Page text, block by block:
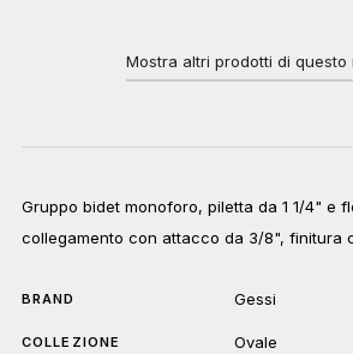
Mostra altri prodotti di questo
Gruppo bidet monoforo, piletta da 1 1/4" e
collegamento con attacco da 3/8", finitura
BRAND Gessi
COLLEZIONE Ovale